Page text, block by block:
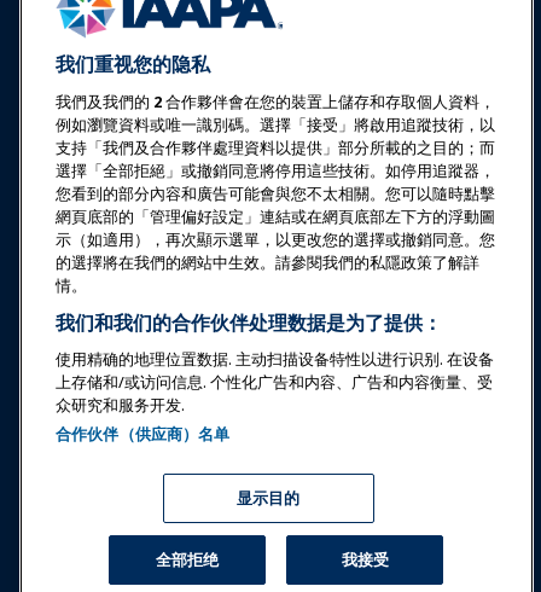
新闻与乐趣世界
教育
安全与保障
倡导
研究与报告
关于IAAPA
合作伙伴
Copyright © 2026 国际游乐园和景点协会。保留所有权利。
服务条款 管理偏好設定
我们重视您的隐私
我們及我們的 2合作夥伴會在您的裝置上儲存和存取個人資料，
例如瀏覽資料或唯一識別碼。選擇「接受」將啟用追蹤技術，以
支持「我們及合作夥伴處理資料以提供」部分所載的之目的；而
選擇「全部拒絕」或撤銷同意將停用這些技術。如停用追蹤器，
您看到的部分內容和廣告可能會與您不太相關。您可以隨時點擊
網頁底部的「管理偏好設定」連結或在網頁底部左下方的浮動圖
示（如適用），再次顯示選單，以更改您的選擇或撤銷同意。您
的選擇將在我們的網站中生效。請參閱我們的私隱政策了解詳
情。
我们和我们的合作伙伴处理数据是为了提供：
使用精确的地理位置数据. 主动扫描设备特性以进行识别. 在设备
上存储和/或访问信息. 个性化广告和内容、广告和内容衡量、受
众研究和服务开发.
合作伙伴（供应商）名单
显示目的
全部拒绝 我接受